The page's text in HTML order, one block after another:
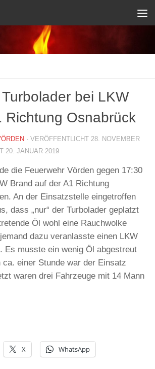
bei LKW
Richtung Osnabrück
· VERÖFFENTLICHT 28. NOVEMBER
20. JANUAR 2019
die Feuerwehr Vörden gegen 17:30
Brand auf der A1 Richtung
An der Einsatzstelle eingetroffen
dass „nur“ der Turbolader geplatzt
Öl wohl eine Rauchwolke
dazu veranlasste einen LKW
Es musste ein wenig Öl abgestreut
ca. einer Stunde war der Einsatz
waren drei Fahrzeuge mit 14 Mann
X WhatsApp